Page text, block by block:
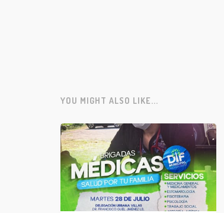
YOU MIGHT ALSO LIKE...